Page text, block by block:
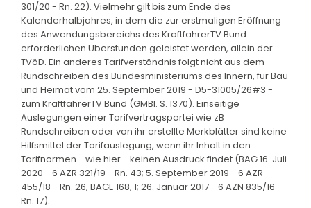
301/20 - Rn. 22). Vielmehr gilt bis zum Ende des
Kalenderhalbjahres, in dem die zur erstmaligen Eröffnung
des Anwendungsbereichs des KraftfahrerTV Bund
erforderlichen Überstunden geleistet werden, allein der
TVöD. Ein anderes Tarifverständnis folgt nicht aus dem
Rundschreiben des Bundesministeriums des Innern, für Bau
und Heimat vom 25. September 2019 - D5-31005/26#3 -
zum KraftfahrerTV Bund (GMBl. S. 1370). Einseitige
Auslegungen einer Tarifvertragspartei wie zB
Rundschreiben oder von ihr erstellte Merkblätter sind keine
Hilfsmittel der Tarifauslegung, wenn ihr Inhalt in den
Tarifnormen - wie hier - keinen Ausdruck findet (BAG 16. Juli
2020 - 6 AZR 321/19 - Rn. 43; 5. September 2019 - 6 AZR
455/18 - Rn. 26, BAGE 168, 1; 26. Januar 2017 - 6 AZN 835/16 -
Rn. 17).